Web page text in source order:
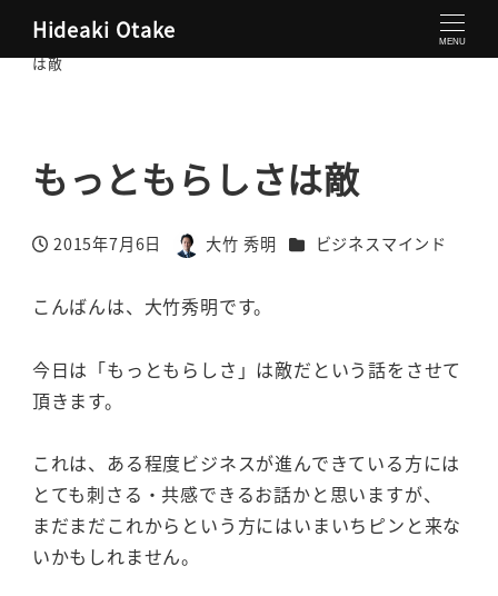
Hideaki Otake MENU
大竹秀明 公式サイト
もっともらしさ
は敵
もっともらしさは敵
投稿日
2015年7月6日
著
大竹 秀明 カテゴリー
ビジネスマインド
こんばんは、大竹秀明です。
今日は「もっともらしさ」は敵だという話をさせて
頂きます。
これは、ある程度ビジネスが進んできている方には
とても刺さる・共感できるお話かと思いますが、
まだまだこれからという方にはいまいちピンと来な
いかもしれません。